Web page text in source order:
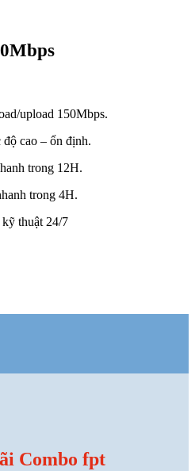
upload 150Mbps.
độ cao – ổn định.
trong 12H.
trong 4H.
thuật 24/7
Combo fpt